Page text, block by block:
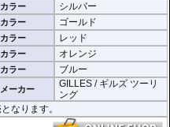
カラー シルバー
カラー ゴールド
カラー レッド
カラー オレンジ
カラー ブルー
メーカー
GILLES / ギルズ ツーリ
ング
なります。